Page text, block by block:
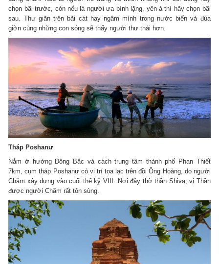
chọn bãi trước, còn nếu là người ưa bình lặng, yên ả thì hãy chọn bãi
sau. Thư giãn trên bãi cát hay ngâm mình trong nước biển và đùa
giỡn cùng những con sóng sẽ thấy người thư thái hơn.
Tháp Poshanư
Nằm ở hướng Đông Bắc và cách trung tâm thành phố Phan Thiết
7km, cụm tháp Poshanư có vị trí tọa lạc trên đồi Ông Hoàng, do người
Chăm xây dựng vào cuối thế kỷ VIII. Nơi đây thờ thần Shiva, vị Thần
được người Chăm rất tôn sùng.